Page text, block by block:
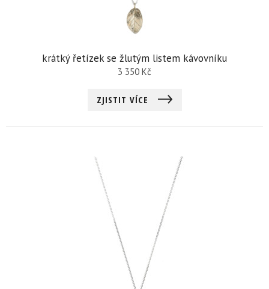
krátký řetízek se žlutým listem kávovníku
3 350 Kč
ZJISTIT VÍCE